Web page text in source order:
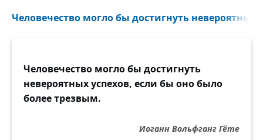
Человечество могло бы достигнуть невероятных
Человечество могло бы достигнуть
невероятных успехов, если бы оно было
более трезвым.
Иоганн Вольфганг Гёте